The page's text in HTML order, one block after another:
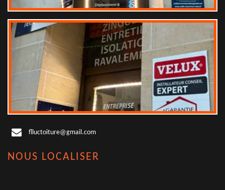
flluctoiture@gmail.com
NOUS LOCALISER